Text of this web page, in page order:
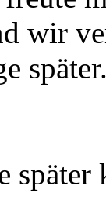
wir